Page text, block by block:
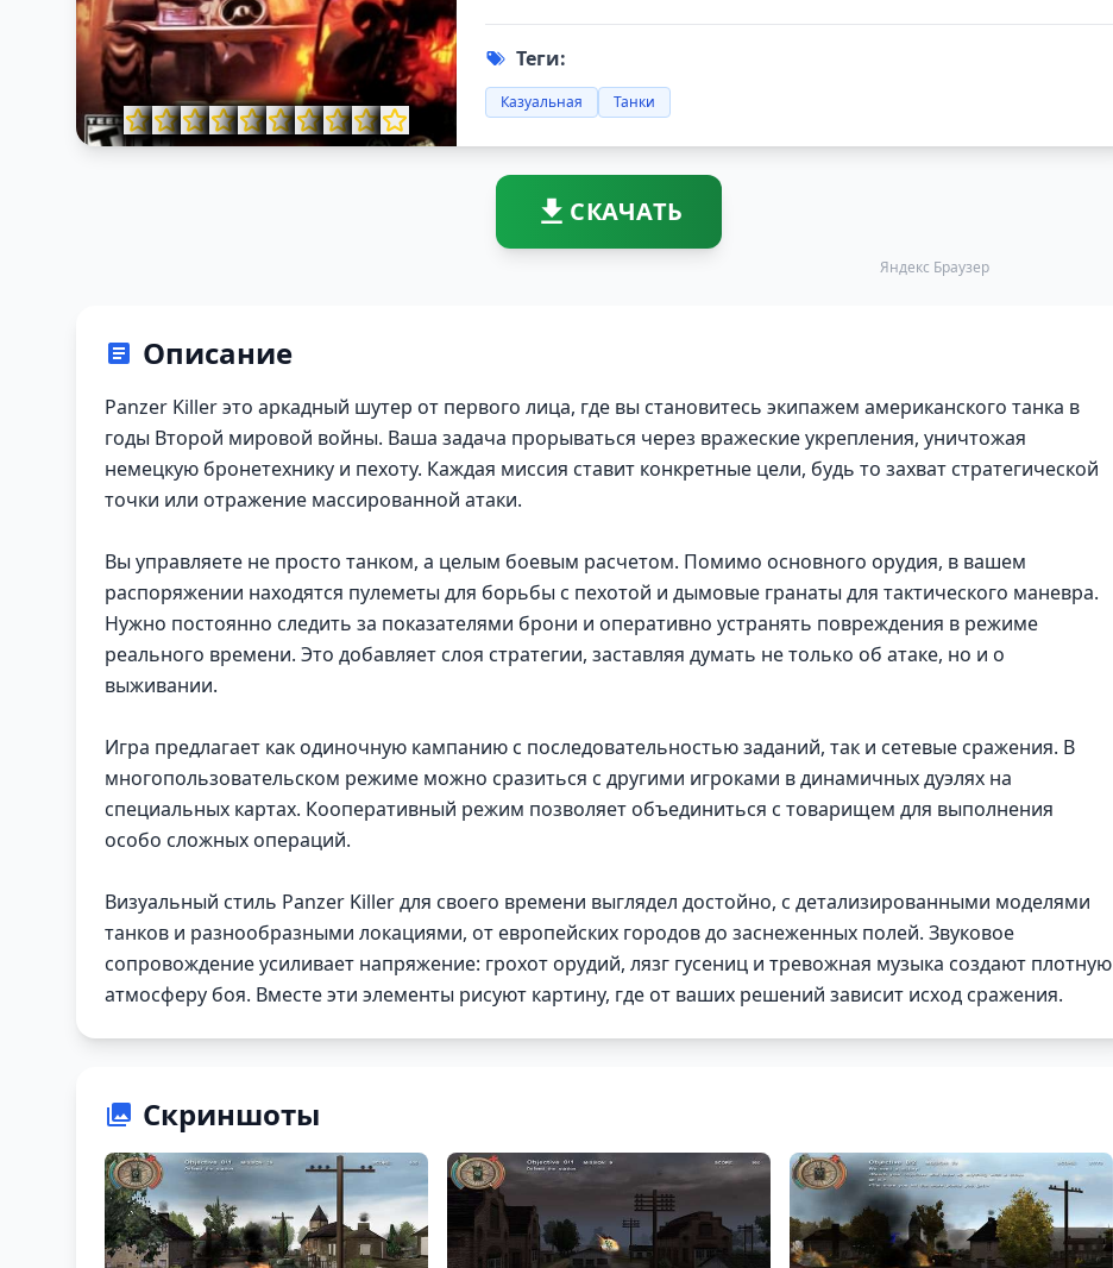
Теги:
Казуальная Танки
СКАЧАТЬ
Яндекс Браузер
Описание
Panzer Killer это аркадный шутер от первого лица, где вы становитесь экипажем американского танка в
годы Второй мировой войны. Ваша задача прорываться через вражеские укрепления, уничтожая
немецкую бронетехнику и пехоту. Каждая миссия ставит конкретные цели, будь то захват стратегической
точки или отражение массированной атаки.
Вы управляете не просто танком, а целым боевым расчетом. Помимо основного орудия, в вашем
распоряжении находятся пулеметы для борьбы с пехотой и дымовые гранаты для тактического маневра.
Нужно постоянно следить за показателями брони и оперативно устранять повреждения в режиме
реального времени. Это добавляет слоя стратегии, заставляя думать не только об атаке, но и о
выживании.
Игра предлагает как одиночную кампанию с последовательностью заданий, так и сетевые сражения. В
многопользовательском режиме можно сразиться с другими игроками в динамичных дуэлях на
специальных картах. Кооперативный режим позволяет объединиться с товарищем для выполнения
особо сложных операций.
Визуальный стиль Panzer Killer для своего времени выглядел достойно, с детализированными моделями
танков и разнообразными локациями, от европейских городов до заснеженных полей. Звуковое
сопровождение усиливает напряжение: грохот орудий, лязг гусениц и тревожная музыка создают плотную
атмосферу боя. Вместе эти элементы рисуют картину, где от ваших решений зависит исход сражения.
Скриншоты